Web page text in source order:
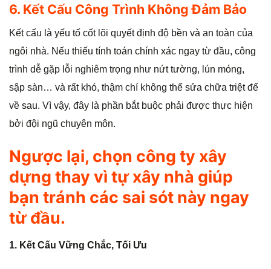
6. Kết Cấu Công Trình Không Đảm Bảo
Kết cấu là yếu tố cốt lõi quyết định độ bền và an toàn của
ngôi nhà. Nếu thiếu tính toán chính xác ngay từ đầu, công
trình dễ gặp lỗi nghiêm trọng như nứt tường, lún móng,
sập sàn… và rất khó, thậm chí không thể sửa chữa triệt để
về sau. Vì vậy, đây là phần bắt buộc phải được thực hiện
bởi đội ngũ chuyên môn.
Ngược lại, chọn công ty xây
dựng thay vì tự xây nhà giúp
bạn tránh các sai sót này ngay
từ đầu.
1. Kết Cấu Vững Chắc, Tối Ưu